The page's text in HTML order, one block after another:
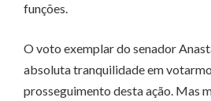
funções.
O voto exemplar do senador
absoluta tranquilidade em
prosseguimento desta ação. Mas